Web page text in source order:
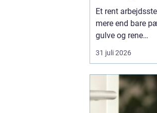
professionelt
arbejdsmiljø
Et rent
mere end bare
gulve og rene
skriveborde. For
virksomheder er
forbundet med
medarbejdernes
kundernes
31 juli 2026